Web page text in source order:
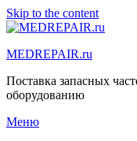
Skip to the content
MEDREPAIR.ru
Поставка запасных
оборудованию
Меню